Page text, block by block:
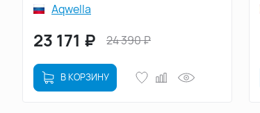
Aqwella
23 171 ₽ 24 390₽
В КОРЗИНУ